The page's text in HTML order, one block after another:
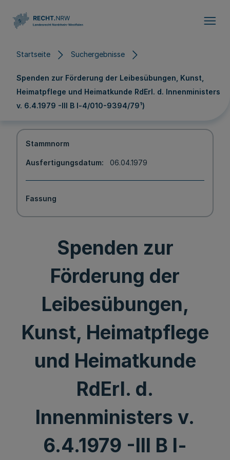
Startseite Suchergebnisse
Spenden zur Förderung der Leibesübungen, Kunst,
Heimatpflege und Heimatkunde RdErl. d. Innenministers
v. 6.4.1979 -III B l-4/010-9394/79¹)
Stammnorm
Ausfertigungsdatum 06.04.1979
Fassung
Spenden zur
Förderung der
Leibesübungen,
Kunst, Heimatpflege
und Heimatkunde
RdErl. d.
Innenministers v.
6.4.1979 -III B l-